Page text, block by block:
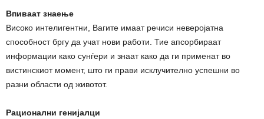
Впиваат знаење
Високо интелигентни, Вагите имаат речиси неверојатна
способност бргу да учат нови работи. Тие апсорбираат
информации како сунѓери и знаат како да ги применат во
вистинскиот момент, што ги прави исклучително успешни во
разни области од животот.
Рационални генијалци